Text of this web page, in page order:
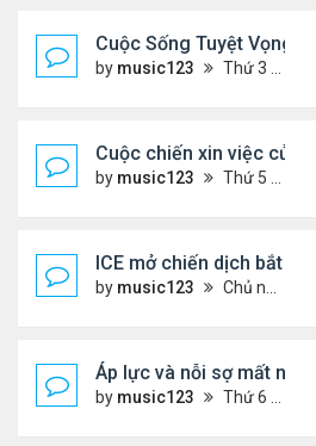
Cuộc Sống Tuyệt Vọng
by music123 Thứ 3 Tháng 11 25, 2025 2:44 pm
Cuộc chiến xin việc của
by music123 Thứ 5 Tháng 12 11, 2025 6:32 pm
ICE mở chiến dịch bắt
by music123 Chủ nhật Tháng 12 07, 2025 5:50 pm
Áp lực và nỗi sợ mất
by music123 Thứ 6 Tháng 12 05, 2025 7:33 pm